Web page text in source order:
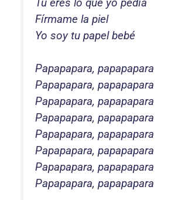
Fírmame la piel
Yo soy tu papel bebé
Papapapara, papapapara
Papapapara, papapapara
Papapapara, papapapara
Papapapara, papapapara
Papapapara, papapapara
Papapapara, papapapara
Papapapara, papapapara
Papapapara, papapapara